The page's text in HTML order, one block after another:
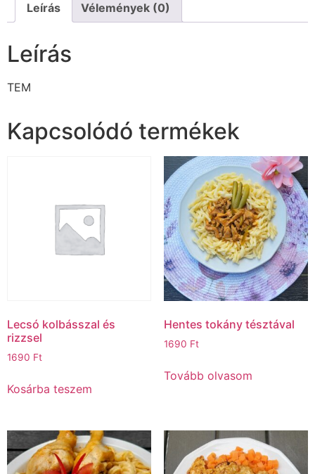
Leírás Vélemények (0)
Leírás
TEM
Kapcsolódó termékek
Lecsó kolbásszal és
rizzsel
1690 Ft
Kosárba teszem
Hentes tokány tésztával
1690 Ft
Tovább olvasom